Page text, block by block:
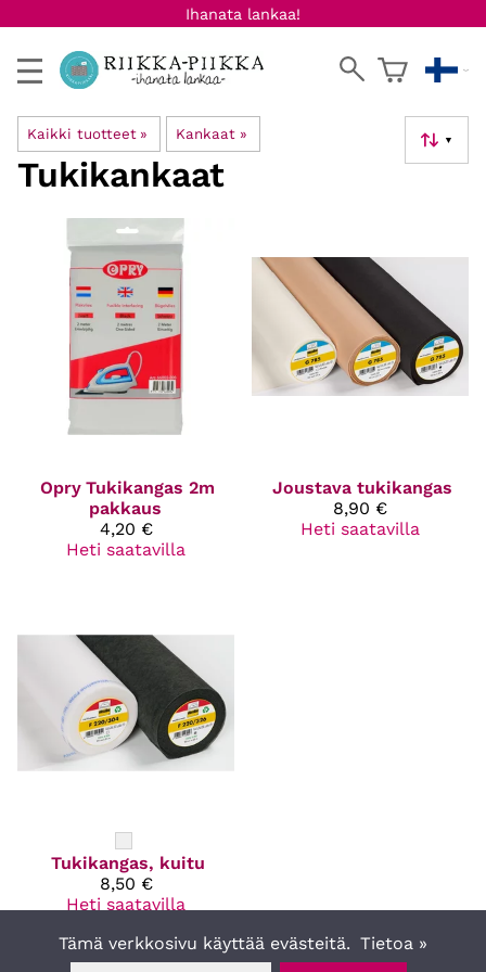
Ihanata lankaa!
Kaikki tuotteet ‪» Kankaat ‪» ▼
Tukikankaat
Opry Tukikangas 2m
pakkaus
4,20 €
Heti saatavilla
Joustava tukikangas
8,90 €
Heti saatavilla
Tukikangas, kuitu
8,50 €
Heti saatavilla
Tämä verkkosivu käyttää evästeitä. Tietoa »